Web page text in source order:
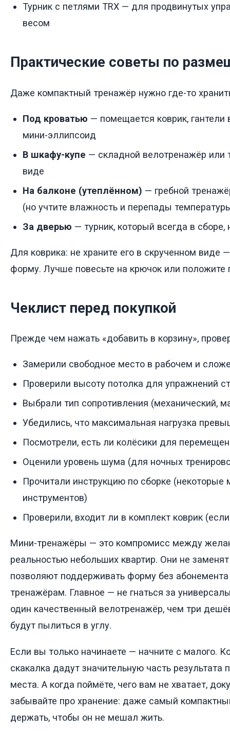
Турник с петлями TRX — для продвинутых
весом
Практические советы по
Даже компактный тренажёр нужно где-то
Под кроватью — помещается коврик, гантели
мини-эллипсоид
В шкафу-купе — складной велотренажёр или
виде
На балконе (утеплённом) — гребной
(но учтите влажность и перепады
За дверью — турник, который всегда в
Для коврика: не храните его в скрученном виде
форму. Лучше повесьте на крючок или
Чеклист перед покупкой
Прежде чем нажать «добавить в корзину»,
Замерили свободное место в рабочем и
Проверили высоту потолка для упражнений
Выбрали тип сопротивления (механический,
Убедились, что максимальная нагрузка
Посмотрели, есть ли колёсики для
Оценили уровень шума (для ночных
Прочитали инструкцию по сборке (некоторые
инструментов)
Проверили, входит ли в комплект коврик
Мини-тренажёры — это компромисс между
реальностью небольших квартир. Они не
позволяют поддерживать форму без
тренажёрам. Главное — не гнаться за
один качественный велотренажёр, чем три
будут пылиться в углу.
Если вы только начинаете — начните с малого.
скакалка дадут значительную часть результата
места. А когда поймёте, чего вам не хватает,
забывайте про хранение: даже самый
держать, чтобы он не мешал жить.